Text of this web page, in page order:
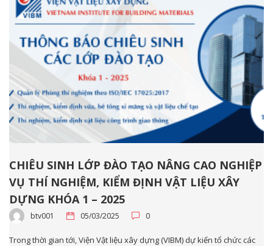
CHIÊU SINH LỚP ĐÀO TẠO NÂNG CAO NGHIỆP
VỤ THÍ NGHIỆM, KIỂM ĐỊNH VẬT LIỆU XÂY
DỰNG KHÓA 1 – 2025
btv001 05/03/2025 0
Trong thời gian tới, Viện Vật liệu xây dựng (VIBM) dự kiến tổ chức các